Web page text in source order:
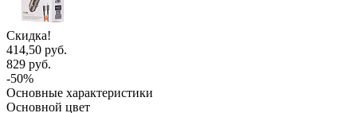
Скидка!
414,50 руб.
829 руб.
-50%
Основные характеристики
Основной цвет